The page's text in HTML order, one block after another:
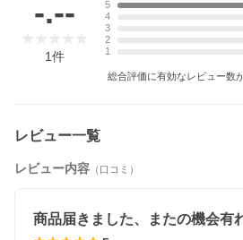
-.--
1件
5
4
3
2
1
総合評価に有効なレビュー数
レビュー一覧
レビュー内容 （口コミ）